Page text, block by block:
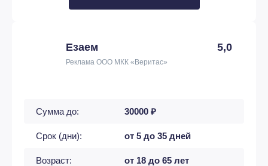
Езаем 5,0
Реклама ООО МКК «Веритас»
Сумма до: 30000 ₽
Срок (дни): от 5 до 35 дней
Возраст: от 18 до 65 лет